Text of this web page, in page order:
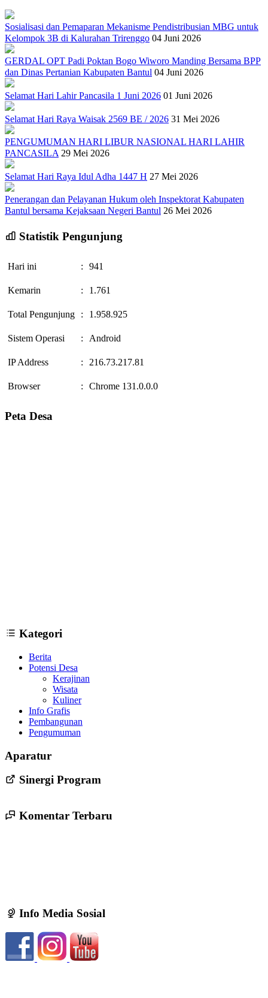
Sosialisasi dan Pemaparan Mekanisme Pendistribusian MBG untuk
Kelompok 3B di Kalurahan Trirenggo 04 Juni 2026
GERDAL OPT Padi Poktan Bogo Wiworo Manding Bersama BPP
dan Dinas Pertanian Kabupaten Bantul 04 Juni 2026
Selamat Hari Lahir Pancasila 1 Juni 2026 01 Juni 2026
Selamat Hari Raya Waisak 2569 BE / 2026 31 Mei 2026
PENGUMUMAN HARI LIBUR NASIONAL HARI LAHIR
PANCASILA 29 Mei 2026
Selamat Hari Raya Idul Adha 1447 H 27 Mei 2026
Penerangan dan Pelayanan Hukum oleh Inspektorat Kabupaten
Bantul bersama Kejaksaan Negeri Bantul 26 Mei 2026
2022-2028 24 Mei 2022
Statistik Pengunjung
Hari ini : 941
Kemarin : 1.761
Total Pengunjung : 1.958.925
Sistem Operasi : Android
IP Address : 216.73.217.81
Browser : Chrome 131.0.0.0
Peta Desa
Kategori
Berita
Potensi Desa
Kerajinan
Wisata
Kuliner
Info Grafis
Pembangunan
Pengumuman
Aparatur
Sinergi Program
Komentar Terbaru
Info Media Sosial